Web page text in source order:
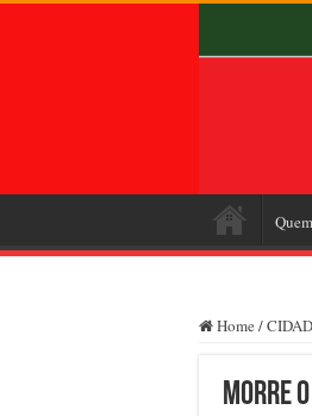
Home /
Morre